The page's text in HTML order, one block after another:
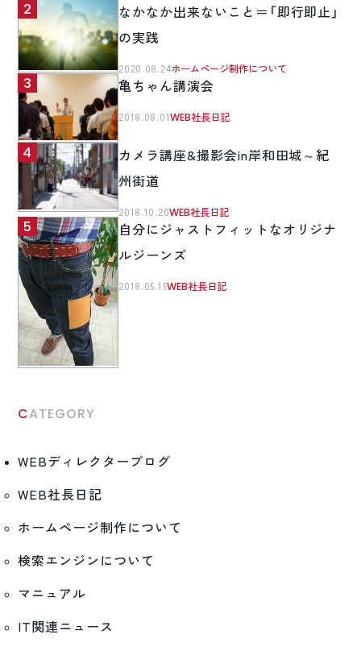
なかなか出来ないこと＝「即行即止」
の実践
2020.08.24ホームページ制作について
亀ちゃん講演会
2018.08.01WEB社長日記
カメラ講座&撮影会in岸和田城～紀
州街道
2018.10.20WEB社長日記
自分にジャストフィットなオリジナ
ルジーンズ
2018.05.15WEB社長日記
CATEGORY
WEBディレクターブログ
WEB社長日記
ホームページ制作について
検索エンジンについて
マニュアル
IT関連ニュース